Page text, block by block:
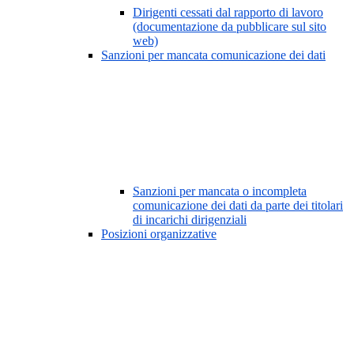
Dirigenti cessati dal rapporto di lavoro
(documentazione da pubblicare sul sito
web)
Sanzioni per mancata comunicazione dei dati
Sanzioni per mancata o incompleta
comunicazione dei dati da parte dei titolari
di incarichi dirigenziali
Posizioni organizzative